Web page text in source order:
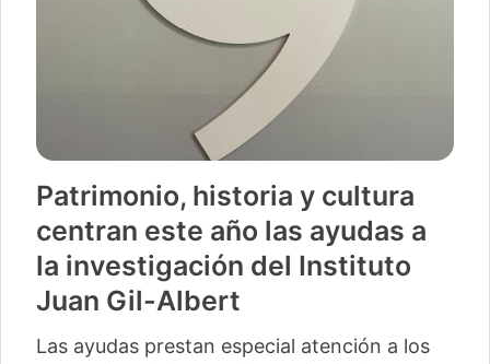
Patrimonio, historia y cultura
centran este año las ayudas a
la investigación del Instituto
Juan Gil-Albert
Las ayudas prestan especial atención a los